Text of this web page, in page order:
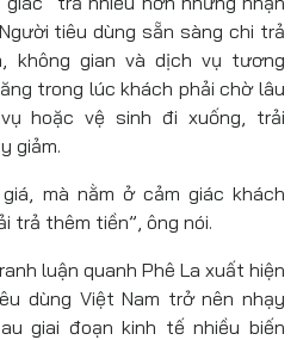
tiêu dùng sẵn sàng chi trả
không gian và dịch vụ tương
trong lúc khách phải chờ lâu
hoặc vệ sinh đi xuống, trải
giảm.
mà nằm ở cảm giác khách
trả thêm tiền”, ông nói.
luận quanh Phê La xuất hiện
dùng Việt Nam trở nên nhạy
giai đoạn kinh tế nhiều biến